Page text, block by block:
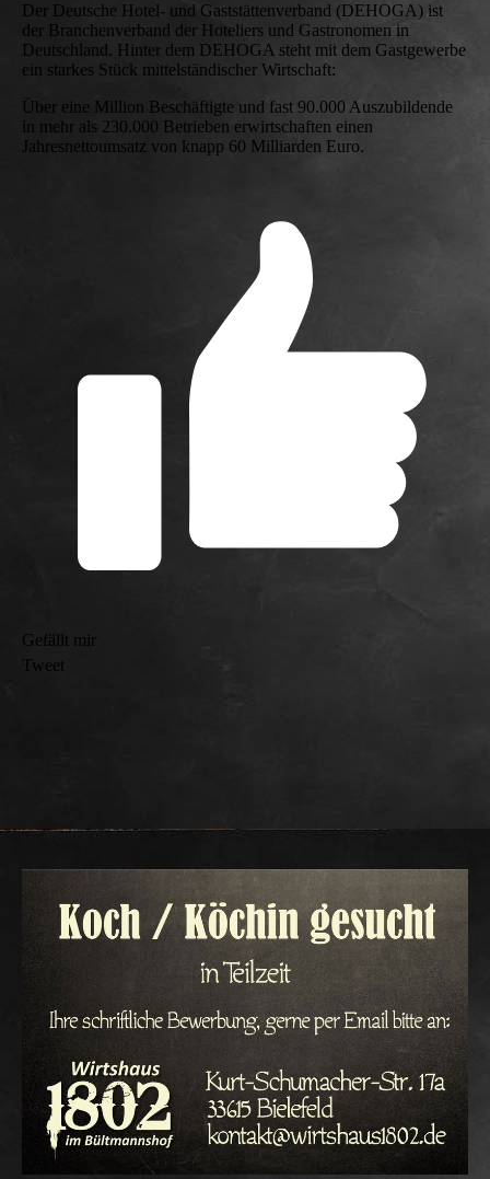
Der Deutsche Hotel- und Gaststättenverband (DEHOGA) ist
der Branchenverband der Hoteliers und Gastronomen in
Deutschland. Hinter dem DEHOGA steht mit dem Gastgewerbe
ein starkes Stück mittelständischer Wirtschaft:
Über eine Million Beschäftigte und fast 90.000 Auszubildende
in mehr als 230.000 Betrieben erwirtschaften einen
Jahresnettoumsatz von knapp 60 Milliarden Euro.
Gefällt mir
Tweet